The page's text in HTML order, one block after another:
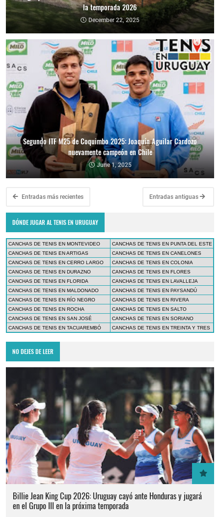
la temporada 2026
December 22, 2025
Segundo ITF M25 de Coquimbo 2025: Joaquín Aguilar Cardozo
nuevamente campeón en Chile
June 1, 2025
Entradas más recientes Entradas antiguas
DÓNDE JUGAR AL TENIS EN URUGUAY
CANCHAS DE TENIS EN MONTEVIDEO
CANCHAS DE TENIS EN PUNTA DEL ESTE
CANCHAS DE TENIS EN ARTIGAS
CANCHAS DE TENIS EN CANELONES
CANCHAS DE TENIS EN CERRO LARGO
CANCHAS DE TENIS EN COLONIA
CANCHAS DE TENIS EN DURAZNO
CANCHAS DE TENIS EN FLORES
CANCHAS DE TENIS EN FLORIDA
CANCHAS DE TENIS EN LAVALLEJA
CANCHAS DE TENIS EN MALDONADO
CANCHAS DE TENIS EN PAYSANDÚ
CANCHAS DE TENIS EN RÍO NEGRO
CANCHAS DE TENIS EN RIVERA
CANCHAS DE TENIS EN ROCHA
CANCHAS DE TENIS EN SALTO
CANCHAS DE TENIS EN SAN JOSÉ
CANCHAS DE TENIS EN SORIANO
CANCHAS DE TENIS EN TACUAREMBÓ
CANCHAS DE TENIS EN TREINTA Y TRES
NO DEJES DE LEER
Billie Jean King Cup 2026: Uruguay cayó ante Honduras y jugará
en el Grupo III en la próxima temporada